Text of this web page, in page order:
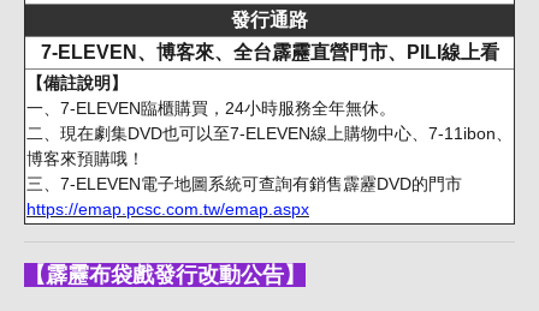
發行通路
7-ELEVEN、博客來、全台霹靂直營門市、PILI線上看
【備註說明】
一、7-ELEVEN臨櫃購買，24小時服務全年無休。
二、現在劇集DVD也可以至7-ELEVEN線上購物中心、7-11ibon、
博客來預購哦！
三、7-ELEVEN電子地圖系統可查詢有銷售霹靂DVD的門市
https://emap.pcsc.com.tw/emap.aspx
【霹靂布袋戲發行改動公告】